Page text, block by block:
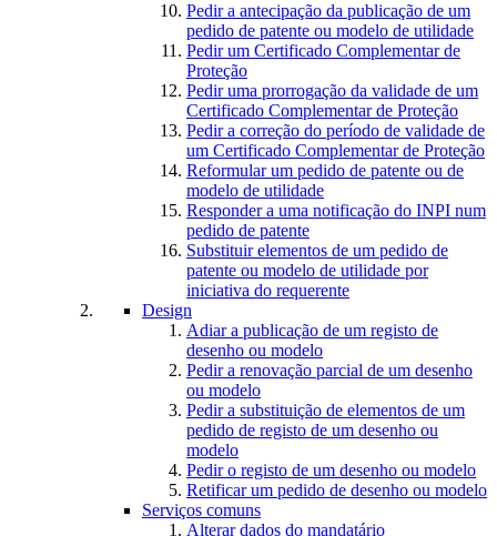
Pedir a antecipação da publicação de um
pedido de patente ou modelo de utilidade
Pedir um Certificado Complementar de
Proteção
Pedir uma prorrogação da validade de um
Certificado Complementar de Proteção
Pedir a correção do período de validade de
um Certificado Complementar de Proteção
Reformular um pedido de patente ou de
modelo de utilidade
Responder a uma notificação do INPI num
pedido de patente
Substituir elementos de um pedido de
patente ou modelo de utilidade por
iniciativa do requerente
Design
Adiar a publicação de um registo de
desenho ou modelo
Pedir a renovação parcial de um desenho
ou modelo
Pedir a substituição de elementos de um
pedido de registo de um desenho ou
modelo
Pedir o registo de um desenho ou modelo
Retificar um pedido de desenho ou modelo
Serviços comuns
Alterar dados do mandatário